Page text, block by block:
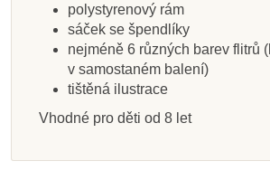
polystyrenový rám
sáček se špendlíky
nejméně 6 různých barev flitrů
v samostaném balení)
tištěná ilustrace
Vhodné pro děti od 8 let